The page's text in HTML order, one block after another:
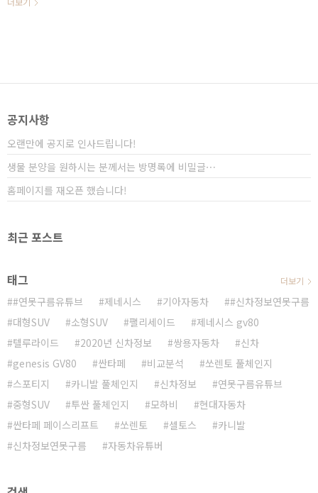
※ 정식 공개된 신형 쏘나타의 소식은 아래의 링..
서 으뜸 효자 역할을 하는 차량이라고 할 수 있습니다. ​ ​ ​
신한 모습 때문에 국내외 자동차 커..
공지사항
오랜만에 공지로 인사드립니다!
생물 분양을 원하시는 분께서는 방명록에 비밀글⋯
홈페이지를 재오픈 했습니다!
최근 포스트
태그
#연못구름유튜브 제네시스 기아자동차
#신차정보연못구름
대형SUV
소형SUV 팰리세이드
제네시스 gv80
텔루라이드
2020년 신차정보 쌍용자동차
신차
genesis GV80
싼타페 비교분석
쏘렌토 풀체인지
스포티지
카니발 풀체인지 신차정보
연못구름유튜브
중형SUV
투싼 풀체인지 모하비
현대자동차
싼타페 페이스리프트
쏘렌토 셀토스
카니발
신차정보연못구름
자동차유튜버
더보기